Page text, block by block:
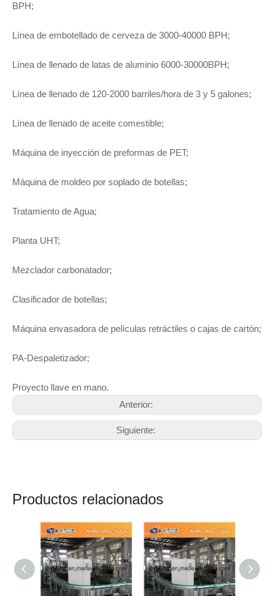
BPH;
Línea de embotellado de cerveza de 3000-40000 BPH;
Línea de llenado de latas de aluminio 6000-30000BPH;
Línea de llenado de 120-2000 barriles/hora de 3 y 5 galones;
Línea de llenado de aceite comestible;
Máquina de inyección de preformas de PET;
Máquina de moldeo por soplado de botellas;
Tratamiento de Agua;
Planta UHT;
Mezclador carbonatador;
Clasificador de botellas;
Máquina envasadora de películas retráctiles o cajas de cartón;
PA-Despaletizador;
Proyecto llave en mano.
Anterior:
Siguiente:
Productos relacionados